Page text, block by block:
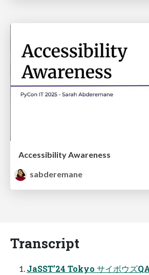
Accessibility Awareness
sabderemane
Transcript
JaSST’24 Tokyo サイボウズ